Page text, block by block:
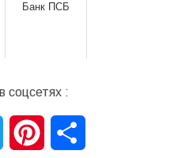
Банк ПСБ
соцсетях :
Twitter Pinterest